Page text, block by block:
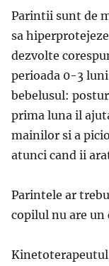
Parintii sunt de
sa
dezvolte
perioada 0-3 luni
bebelusul:
prima luna il
mainilor si a
atunci cand ii
Parintele ar
copilul nu are un
Kinetoterapeutul